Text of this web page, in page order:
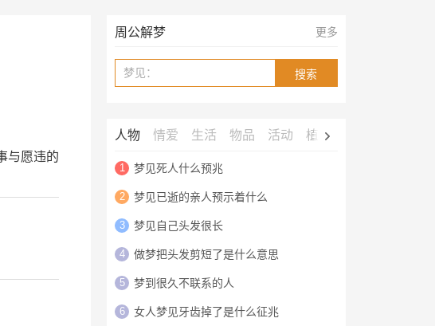
与愿违的
周公解梦 更多
梦见： 搜索
人物 情爱 生活 物品 活动 植物
1 梦见死人什么预兆
2 梦见已逝的亲人预示着什么
3 梦见自己头发很长
4 做梦把头发剪短了是什么意思
5 梦到很久不联系的人
6 女人梦见牙齿掉了是什么征兆